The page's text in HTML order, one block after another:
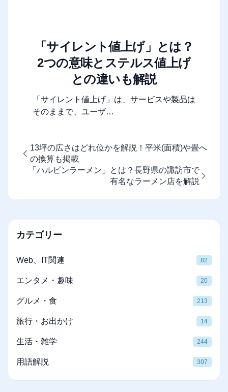
「サイレント値上げ」とは？
2つの意味とステルス値上げ
との違いも解説
「サイレント値上げ」は、サービスや製品は
そのままで、ユーザ…
13坪の広さはどれ位かを解説！平米(面積)や畳へ
の換算も掲載
「ハルピンラーメン」とは？長野県の諏訪市で
有名なラーメン店を解説
カテゴリー
Web、IT関連 82
エンタメ・趣味 20
グルメ・食 213
旅行・お出かけ 14
生活・雑学 244
用語解説 307